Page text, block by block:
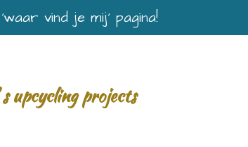
vind je mij’ pagina!
upcycling projects